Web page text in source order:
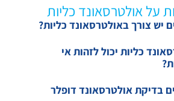
על אולטרסאונד כליות
יש צורך באולטרסאונד כליות?
כליות יכול לזהות אי
בדיקת אולטרסאונד דופלר